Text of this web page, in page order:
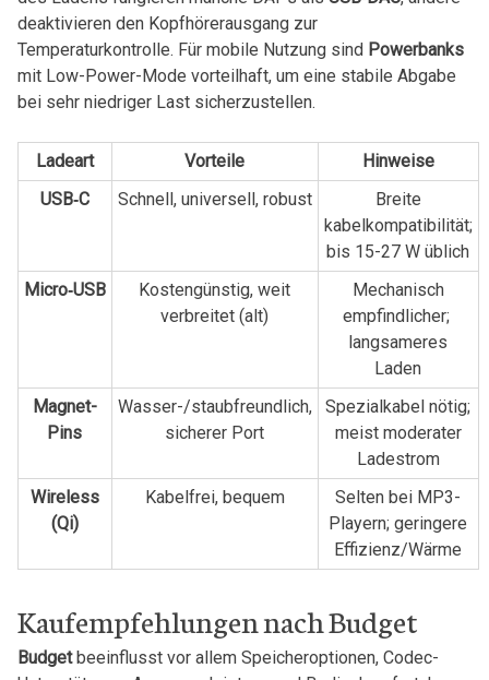
deaktivieren den Kopfhörerausgang zur ​
Temperaturkontrolle. Für mobile Nutzung sind Powerbanks​
mit Low-Power-Mode vorteilhaft, um eine stabile Abgabe
⁢bei sehr niedriger Last sicherzustellen.
Ladeart Vorteile
Hinweise
USB‑C
Schnell, universell, robust
Breite
kabelkompatibilität;
bis 15-27 W üblich
Micro‑USB
Kostengünstig, weit
verbreitet (alt)
Mechanisch
empfindlicher; ​
langsameres
Laden
Magnet-
Pins
Wasser-/staubfreundlich,
sicherer Port
Spezialkabel nötig;
meist moderater
Ladestrom
Wireless
(Qi)
Kabelfrei, bequem
Selten bei MP3-
Playern; geringere​
Effizienz/Wärme
Kaufempfehlungen nach Budget
Budgetbeeinflusst vor ‌allem Speicheroptionen, Codec-